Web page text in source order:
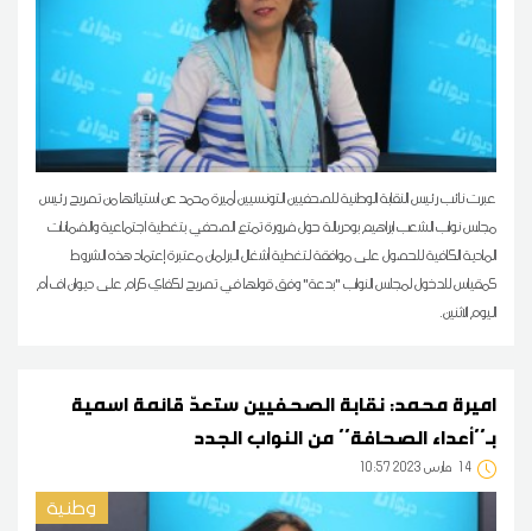
عبرت نائب رئيس النقابة الوطنية للصحفيين التونسيين أميرة محمد عن استيائها من تصريح رئيس
مجلس نواب الشعب ابراهيم بودربالة حول ضرورة تمتع الصحفي بتغطية اجتماعية والضمانات
المادية الكافية للحصول على موافقة لتغطية أشغال البرلمان معتبرة إعتماد هذه الشروط
كمقياس للدخول لمجلس النواب "بدعة" وفق قولها في تصريح لكفاي كرام على ديوان اف أم
اليوم الاثنين.
اميرة محمد: نقابة الصحفيين ستعدّ قائمة اسمية
بـ''أعداء الصحافة'' من النواب الجدد
14 10:57 2023 مارس
وطنية